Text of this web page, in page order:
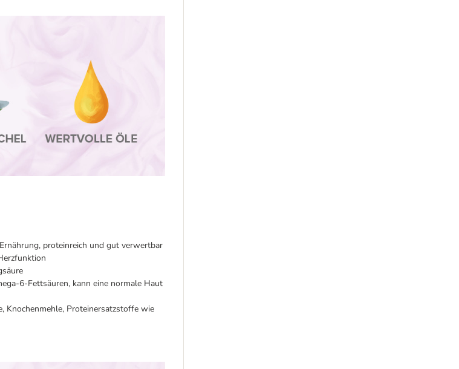
proteinreich und gut verwertbar
6-Fettsäuren, kann eine normale Haut
Knochenmehle, Proteinersatzstoffe wie